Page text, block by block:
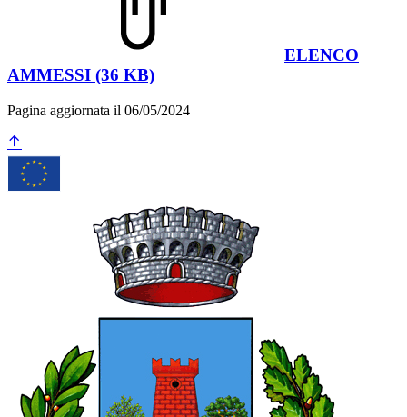
ELENCO
AMMESSI (36 KB)
Pagina aggiornata il 06/05/2024